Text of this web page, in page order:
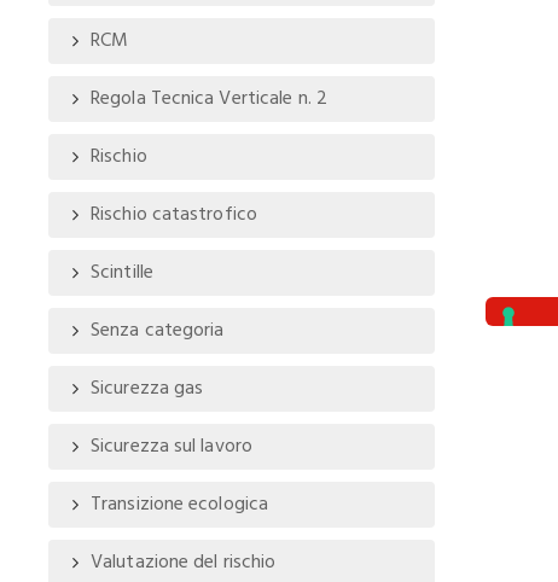
RCM
Regola Tecnica Verticale n. 2
Rischio
Rischio catastrofico
Scintille
Senza categoria
Sicurezza gas
Sicurezza sul lavoro
Transizione ecologica
Valutazione del rischio